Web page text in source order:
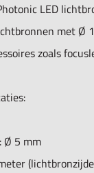
verlichting
naar het
in elke
LED
met Ø
zoals
Ø 5 mm